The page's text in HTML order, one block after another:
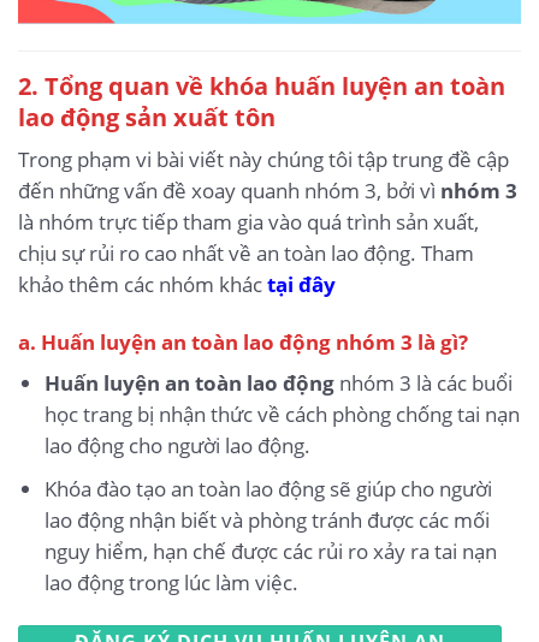
2. Tổng quan về khóa huấn luyện an toàn
lao động sản xuất tôn
Trong phạm vi bài viết này chúng tôi tập trung đề cập
đến những vấn đề xoay quanh nhóm 3, bởi vì nhóm 3
là nhóm trực tiếp tham gia vào quá trình sản xuất,
chịu sự rủi ro cao nhất về an toàn lao động. Tham
khảo thêm các nhóm kháctại đây
a. Huấn luyện an toàn lao động nhóm 3 là gì?
Huấn luyện an toàn lao độngnhóm 3 là các buổi
học trang bị nhận thức về cách phòng chống tai nạn
lao động cho người lao động.
Khóa đào tạo an toàn lao động sẽ giúp cho người
lao động nhận biết và phòng tránh được các mối
nguy hiểm, hạn chế được các rủi ro xảy ra tai nạn
lao động trong lúc làm việc.